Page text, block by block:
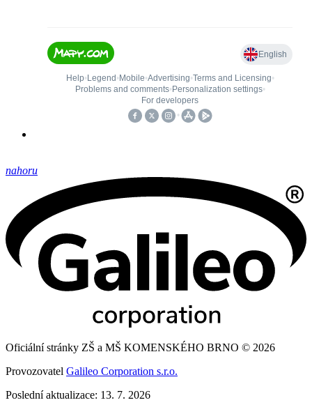
nahoru
Oficiální stránky ZŠ a MŠ KOMENSKÉHO BRNO © 2026
Provozovatel Galileo Corporation s.r.o.
Poslední aktualizace: 13. 7. 2026